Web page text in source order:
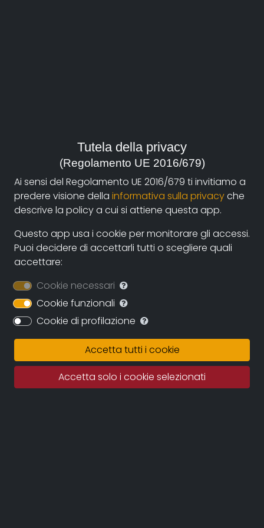
Zucconi Vittorio
Duration:
12'
Year:
Genre:
Environment and nature
Contacts:
avv.zucconi@database.it(autore)
Tutela della privacy
(Regolamento UE 2016/679)
Ai sensi del Regolamento UE 2016/679 ti invitiamo a
predere visione della informativa sulla privacyche
descrive la policy a cui si attiene questa app.
Questo app usa i cookie per monitorare gli accessi.
Puoi decidere di accettarli tutti o scegliere quali
accettare:
Cookie necessari
Cookie funzionali
Cookie di profilazione
Accetta tutti i cookie
Accetta solo i cookie selezionati